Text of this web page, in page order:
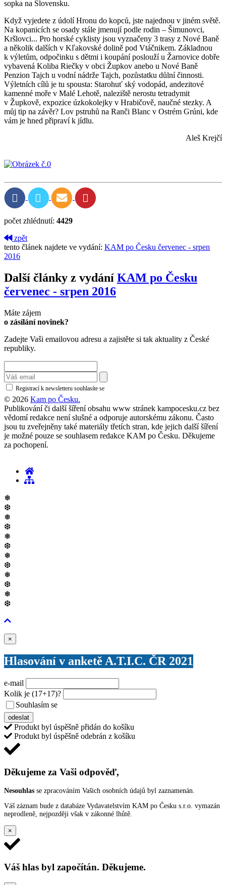
sopka na Slovensku.
Když vyjedete z údolí Hronu do kopců, jste najednou v jiném světě.
Na kopanicích se osady stále jmenují podle rodin – Šimunovci,
Kršlovci... Pro horské cyklisty jsou vyznačeny 3 trasy z Nové Baně
a několik dalších v Kľakovské dolině pod Vtáčnikem. Základnou
k výletům, odpočinku s dětmi i koupání poslouží u Žarnovice dobře
vybavená Koliba Riečky v obci Župkov anebo u Nové Baně
Penzion Tajch u vodní nádrže Tajch, pozůstatku důlní činnosti.
Výletních cílů je tu spousta: Starohuť ský vodopád, andezitové
kamenné moře v Malé Lehotě, naleziště nerostu tetradymit
v Župkově, expozice úzkokolejky v Hrabičově, naučné stezky. A
můj tip na závěr? Lov pstruhů na Ranči Blanc v Ostrém Grúni, kde
vám je hned připraví k jídlu.
Aleš Krejčí
počet zhlédnutí: 4429
zpět
tento článek najdete ve vydání: KAM po Česku červenec - srpen
2016
Další články z vydání KAM po Česku
červenec - srpen 2016
Máte zájem
o zásílání novinek?
Zadejte Vaši emailovou adresu a zajistěte si tak aktuality z České
republiky.
Registrací k newsletteru souhlasíte se
© 2026 Kam po Česku.
Publikování či další šíření obsahu www stránek kampocesku.cz bez
vědomí redakce není slušné a odporuje autorskému zákonu. Často
jsou tu zveřejněny také materiály třetích stran, kde jejich další šíření
je možné pouze se souhlasem redakce KAM po Česku. Děkujeme
za pochopení.
❅
❆
❅
❆
❅
❆
❅
❆
❅
❆
❅
❆
×
Hlasování v anketě A.T.I.C. ČR 2021
e-mail
Kolik je (17+17)?
Souhlasím se
odeslat
Produkt byl úspěšně přidán do košíku
Produkt byl úspěšně odebrán z košíku
Děkujeme za Vaši odpověď,
Nesouhlas se zpracováním Vašich osobních údajů byl zaznamenán.
Váš záznam bude z databáze Vydavatelstvím KAM po Česku s.r.o. vymazán
neprodleně, nejpozději však v zákonné lhůtě.
×
Váš hlas byl započítán. Děkujeme.